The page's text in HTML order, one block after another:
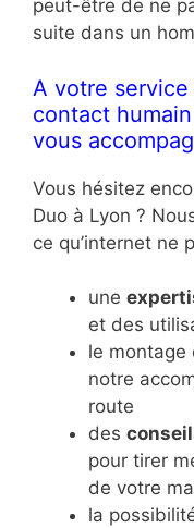
peut-être de ne
suite dans un
A votre
contact
vous
Vous hésitez
Duo à Lyon ?
ce qu’internet ne
une
et des
le montage
notre
route
des
pour tirer
de votre
la